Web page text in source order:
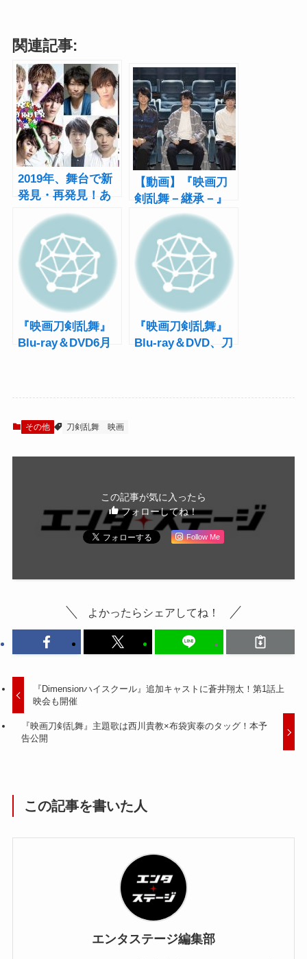
関連記事:
2019年、舞台で新
発見・再発見！あ
なたの見つけた“逸
材”～エンタステー
ジ選～
【動画】『映画刀
剣乱舞－継承－』
ビジュアルコメン
タリーのダイジェ
ストを公開
『映画刀剣乱舞』
Blu-ray＆DVD6月
『映画刀剣乱舞』
Blu-ray＆DVD、刀
その他 刀剣乱舞 映画
この記事が気に入ったら
フォローしてね！
Follow Me
よかったらシェアしてね！
『Dimensionハイスクール』追加キャストに蒼井翔太！第1話上
映会も開催
『映画刀剣乱舞』主題歌は西川貴教×布袋寅泰のタッグ！本予
告公開
この記事を書いた人
エンタステージ編集部